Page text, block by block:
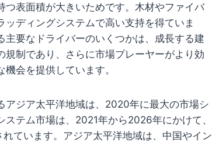
表面積が大きいためです。木材やファイバ
ディングシステムで高い支持を得ていま
要なドライバーのいくつかは、成長する建
制であり、さらに市場プレーヤーがより効
会を提供しています。
アジア太平洋地域は、2020年に最大の市場シ
テム市場は、2021年から2026年にかけて、
ています。アジア太平洋地域は、中国やイン